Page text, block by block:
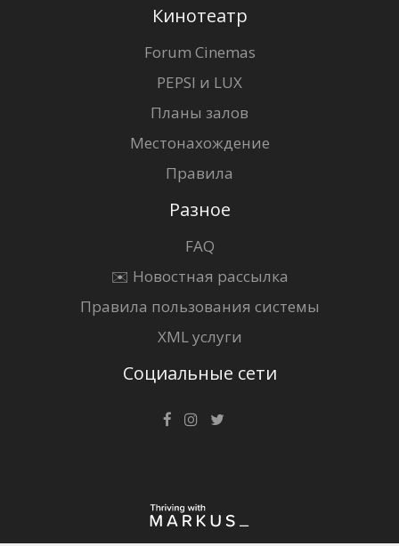
Кинотеатр
Forum Cinemas
PEPSI и LUX
Планы залов
Местонахождение
Правила
Разное
FAQ
✉️ Новостная рассылка
Правила пользования системы
XML услуги
Социальные сети